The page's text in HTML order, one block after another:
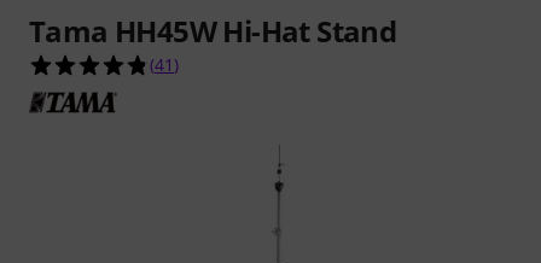
Tama HH45W Hi-Hat Stand
4.8 von 5 Sternen aus 41 Kundenbewertungen
(41 )